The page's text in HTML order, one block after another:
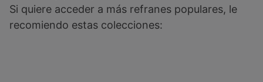
Si quiere acceder a más refranes populares, le
recomiendo estas colecciones: